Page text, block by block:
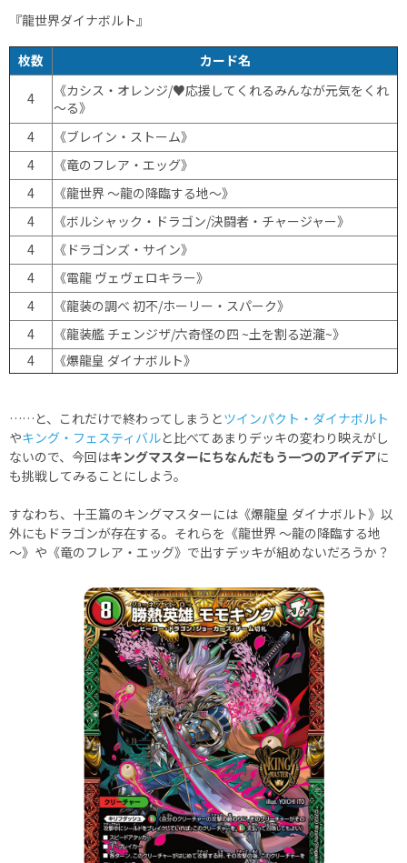
『龍世界ダイナボルト』
枚数 カード名
4
《カシス・オレンジ/♥応援してくれるみんなが元気をくれ
～る》
4
《ブレイン・ストーム》
4
《竜のフレア・エッグ》
4
《龍世界 ～龍の降臨する地～》
4
《ボルシャック・ドラゴン/決闘者・チャージャー》
4
《ドラゴンズ・サイン》
4
《電龍 ヴェヴェロキラー》
4
《龍装の調べ 初不/ホーリー・スパーク》
4
《龍装艦 チェンジザ/六奇怪の四 ~土を割る逆瀧~》
4
《爆龍皇 ダイナボルト》
……と、これだけで終わってしまうとツインパクト・ダイナボルト
やキング・フェスティバルと比べてあまりデッキの変わり映えがし
ないので、今回はキングマスターにちなんだもう一つのアイデアに
も挑戦してみることにしよう。
すなわち、十王篇のキングマスターには《爆龍皇 ダイナボルト》以
外にもドラゴンが存在する。それらを《龍世界 ～龍の降臨する地
～》や《竜のフレア・エッグ》で出すデッキが組めないだろうか？